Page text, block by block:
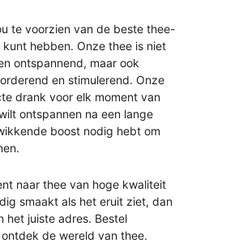
te voorzien van de beste thee-
hebben. Onze thee is niet
ontspannend, maar ook
en stimulerend. Onze
drank voor elk moment van
ontspannen na een lange
boost nodig hebt om
naar thee van hoge kwaliteit
smaakt als het eruit ziet, dan
het juiste adres. Bestel
de wereld van thee.